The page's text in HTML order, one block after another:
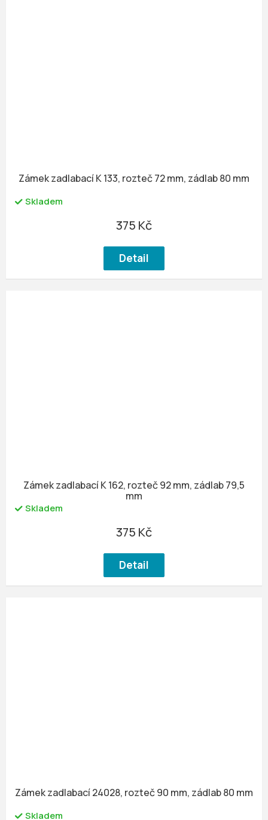
Zámek zadlabací K 133, rozteč 72 mm, zádlab 80 mm
Skladem
375 Kč
Detail
Zámek zadlabací K 162, rozteč 92 mm, zádlab 79,5
mm
Skladem
375 Kč
Detail
Zámek zadlabací 24028, rozteč 90 mm, zádlab 80 mm
Skladem